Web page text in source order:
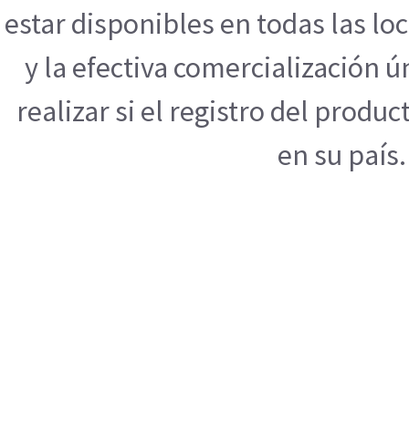
estar disponibles en todas las
y la efectiva comercialización
realizar si el registro del
en su país.